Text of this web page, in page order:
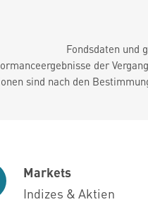
Fondsdaten und
der
sind nach den
Markets
Indizes & Aktien